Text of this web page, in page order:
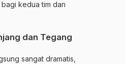
kedua tim dan
dan Tegang
sangat dramatis,